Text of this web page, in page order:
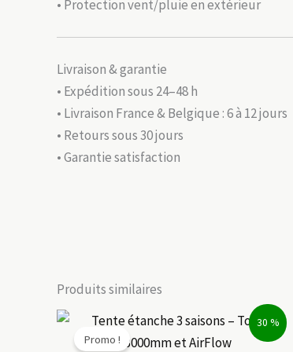
• Protection vent/pluie en extérieur
Livraison & garantie
• Expédition sous 24–48 h
• Livraison France & Belgique : 6 à 12 jours
• Retours sous 30 jours
• Garantie satisfaction
Produits similaires
30 %
Promo !